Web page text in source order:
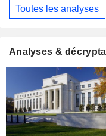
Toutes les analyses
Analyses &